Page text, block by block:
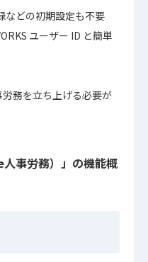
などの初期設定も不要
ユーザー ID と簡単
務を立ち上げる必要が
事労務）」の機能概